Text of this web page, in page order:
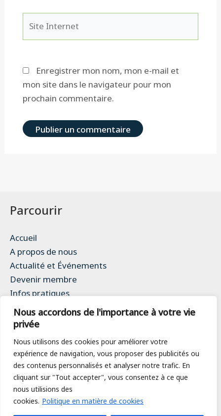
Nous accordons de l'importance à votre vie
privée
Nous utilisons des cookies pour améliorer votre
expérience de navigation, vous proposer des publicités ou
des contenus personnalisés et analyser notre trafic. En
cliquant sur "Tout accepter", vous consentez à ce que
nous utilisions des
cookies. Politique en matière de cookies
Internet
Enregistrer mon nom, mon e-mail et
mon site dans le navigateur pour mon
prochain commentaire.
Parcourir
Accueil
A propos de nous
Actualité et Événements
Devenir membre
Infos pratiques
Contact
Mentions légales
Le SEA
1219 Le Lignon